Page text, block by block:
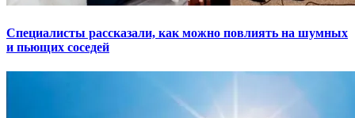
Специалисты рассказали, как можно повлиять на шумных
и пьющих соседей